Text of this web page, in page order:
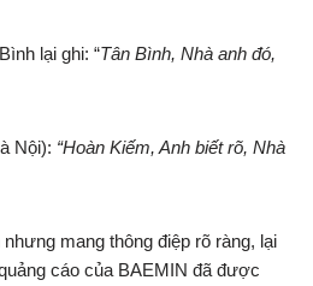
lại ghi: “Tân Bình, Nhà anh đó,
Nội): “Hoàn Kiếm, Anh biết rõ, Nhà
mang thông điệp rõ ràng, lại
cáo của BAEMIN đã được